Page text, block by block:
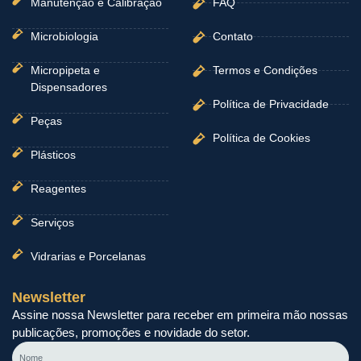
Manutenção e Calibração
Microbiologia
Micropipeta e
Dispensadores
Peças
Plásticos
Reagentes
Serviços
Vidrarias e Porcelanas
FAQ
Contato
Termos e Condições
Política de Privacidade
Política de Cookies
Newsletter
Assine nossa Newsletter para receber em primeira mão nossas
publicações, promoções e novidade do setor.
Nome